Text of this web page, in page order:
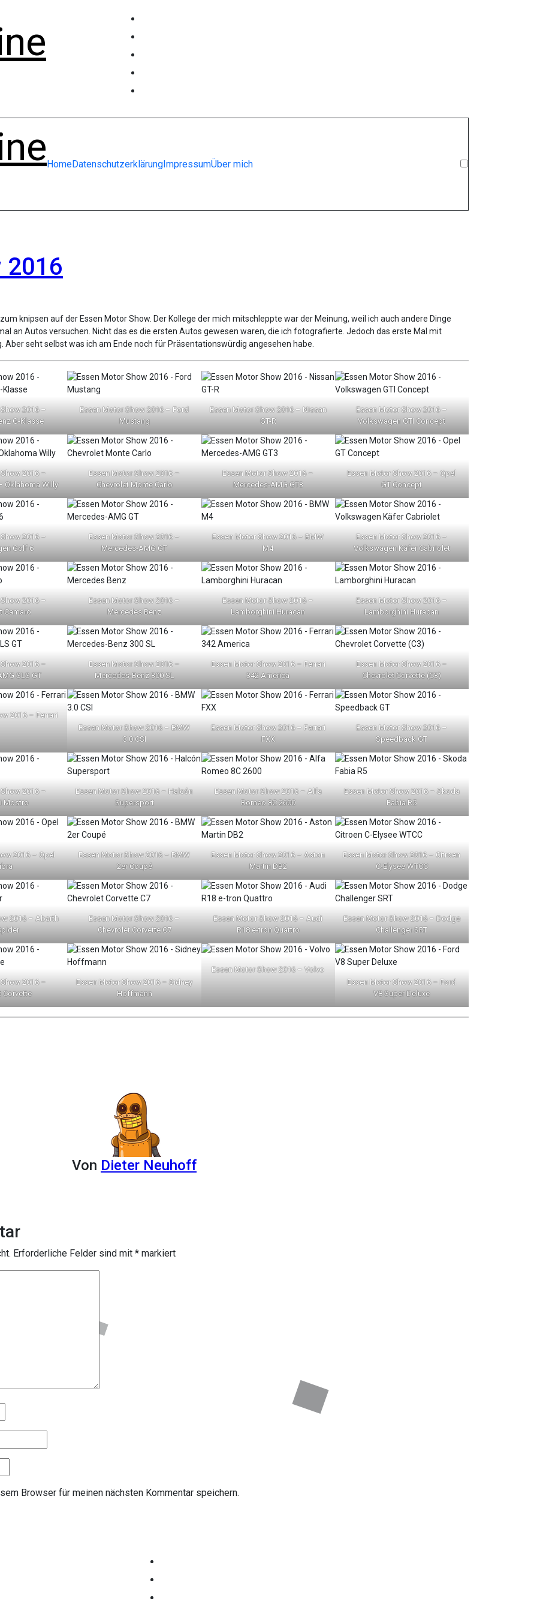
HomeDatenschutzerklärungImpressumÜber mich
2016
an Autos versuchen. Nicht das es die ersten Autos gewesen waren, die ich fotografierte. Jedoch das erste Mal mit
seht selbst was ich am Ende noch für Präsentationswürdig angesehen habe.
2016 –
G-Klasse
Essen Motor Show 2016 – Ford
Mustang
Essen Motor Show 2016 – Nissan
GT-R
Essen Motor Show 2016 –
Volkswagen GTI Concept
2016 –
Oklahoma Willy
Essen Motor Show 2016 –
Chevrolet Monte Carlo
Essen Motor Show 2016 –
Mercedes-AMG GT3
Essen Motor Show 2016 – Opel
GT Concept
2016 –
Golf 6
Essen Motor Show 2016 –
Mercedes-AMG GT
Essen Motor Show 2016 – BMW
M4
Essen Motor Show 2016 –
Volkswagen Käfer Cabriolet
2016 –
Camaro
Essen Motor Show 2016 –
Mercedes Benz
Essen Motor Show 2016 –
Lamborghini Huracan
Essen Motor Show 2016 –
Lamborghini Huracan
2016 –
SLS GT
Essen Motor Show 2016 –
Mercedes-Benz 300 SL
Essen Motor Show 2016 – Ferrari
342 America
Essen Motor Show 2016 –
Chevrolet Corvette (C3)
2016 – Ferrari
Essen Motor Show 2016 – BMW
3.0 CSI
Essen Motor Show 2016 – Ferrari
FXX
Essen Motor Show 2016 –
Speedback GT
2016 –
Mostro
Essen Motor Show 2016 – Halcón
Supersport
Essen Motor Show 2016 – Alfa
Romeo 8C 2600
Essen Motor Show 2016 – Skoda
Fabia R5
2016 – Opel
Essen Motor Show 2016 – BMW
2er Coupé
Essen Motor Show 2016 – Aston
Martin DB2
Essen Motor Show 2016 – Citroen
C-Elysee WTCC
2016 – Abarth
Essen Motor Show 2016 –
Chevrolet Corvette C7
Essen Motor Show 2016 – Audi
R18 e-tron Quattro
Essen Motor Show 2016 – Dodge
Challenger SRT
2016 –
Corvette
Essen Motor Show 2016 – Sidney
Hoffmann
Essen Motor Show 2016 – Volvo
Essen Motor Show 2016 – Ford
V8 Super Deluxe
Von Dieter Neuhoff
Erforderliche Felder sind mit * markiert
Browser für meinen nächsten Kommentar speichern.